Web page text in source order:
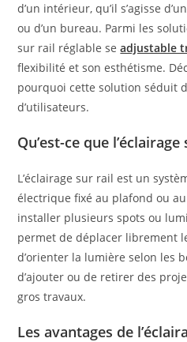
d’un intérieur, qu’il s’agisse
ou d’un bureau. Parmi les
sur rail réglable seadjustable
flexibilité et son esthétisme.
pourquoi cette solution séduit
d’utilisateurs.
Qu’est-ce que
L’éclairage sur rail est un
électrique fixé au plafond ou
installer plusieurs spots ou
permet de déplacer librement
d’orienter la lumière selon les
d’ajouter ou de retirer des
gros travaux.
Les avantages de